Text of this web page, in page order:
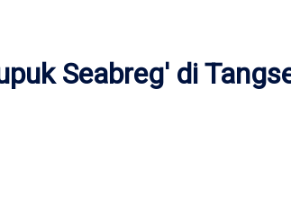
Seabreg' di